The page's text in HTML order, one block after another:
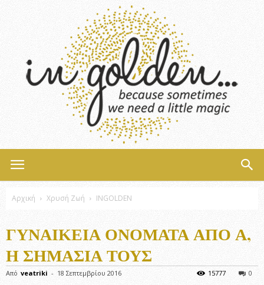
Αρχική Χρυσή Ζωή INGOLDEN
ΓΥΝΑΙΚΕΊΑ ΟΝΌΜΑΤΑ ΑΠΌ Α,
Η ΣΗΜΑΣΊΑ ΤΟΥΣ
Από veatriki - 18 Σεπτεμβρίου 2016 0
15777